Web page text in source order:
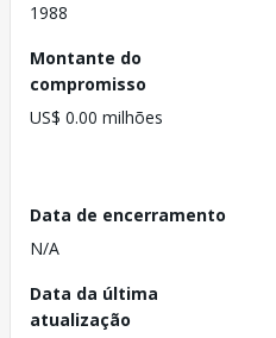
1988
Montante do
compromisso
US$ 0.00 milhões
Data de encerramento
N/A
Data da última
atualização